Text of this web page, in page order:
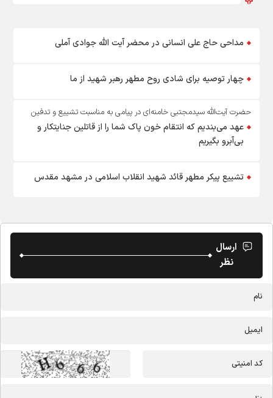
مداحی حاج علی انسانی در محضر آیت الله جوادی آملی
چهار توصیه برای شادی روح مطهر رهبر شهید از ما
حضرت آیت‌الله سیدمجتبی خامنه‌ای در پیامی به‌ مناسبت تشییع و تدفین
«آقای شهید ایران»:
عهد می‌بندیم که انتقام خون پاک شما را از قاتلین جنایتکار و
بی‌آبرو بگیریم
تشییع پیکر مطهر قائد شهید انقلاب اسلامی در مشهد مقدس
ارسال
نظر